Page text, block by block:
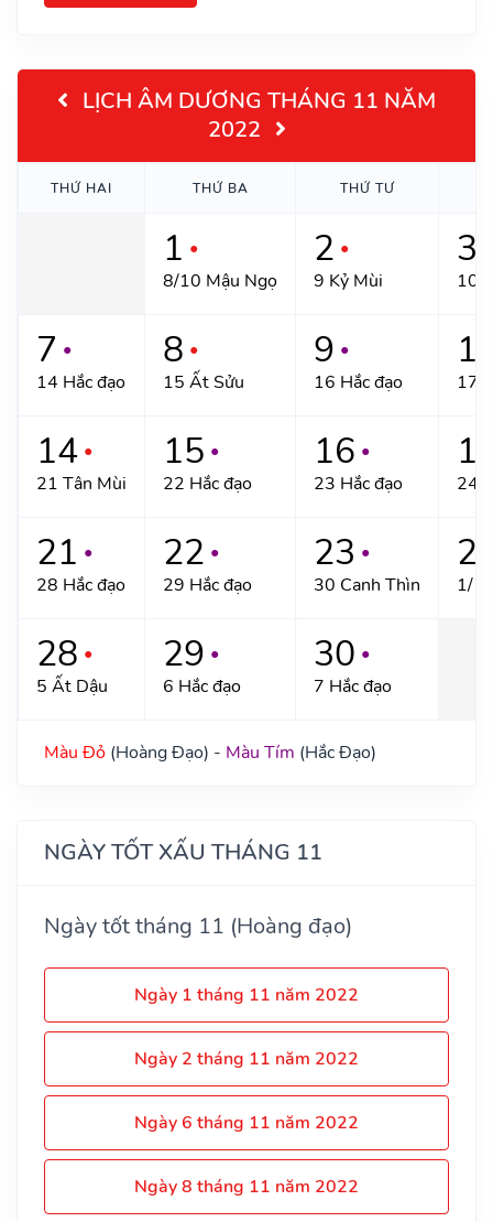
LỊCH ÂM DƯƠNG THÁNG 11 NĂM
2022
THỨ HAI THỨ BA THỨ TƯ
1 ●
8/10 Mậu Ngọ
2 ●
9 Kỷ Mùi
3
10
7 ●
14 Hắc đạo
8 ●
15 Ất Sửu
9 ●
16 Hắc đạo 17
14 ●
21 Tân Mùi
15 ●
22 Hắc đạo
16 ●
23 Hắc đạo 24
21 ●
28 Hắc đạo
22 ●
29 Hắc đạo
23 ●
30 Canh Thìn 1/
28 ●
5 Ất Dậu
29 ●
6 Hắc đạo
30 ●
7 Hắc đạo
Màu Đỏ (Hoàng Đạo) - Màu Tím (Hắc Đạo)
NGÀY TỐT XẤU THÁNG 11
Ngày tốt tháng 11 (Hoàng đạo)
Ngày 1 tháng 11 năm 2022
Ngày 2 tháng 11 năm 2022
Ngày 6 tháng 11 năm 2022
Ngày 8 tháng 11 năm 2022